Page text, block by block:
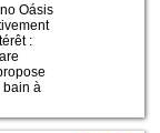
Oásis
:
bain à